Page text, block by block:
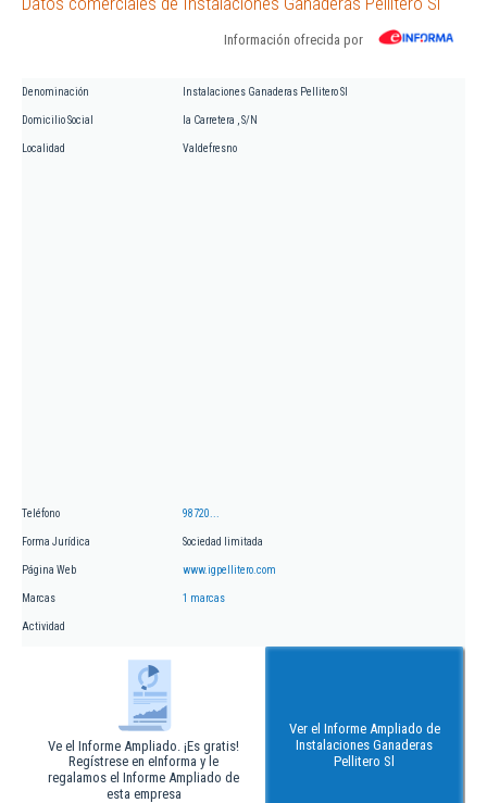
Información ofrecida por
Denominación Instalaciones Ganaderas Pellitero Sl
Domicilio Social la Carretera , S/N
Localidad Valdefresno
Teléfono 98720...
Forma Jurídica Sociedad limitada
Página Web www.igpellitero.com
Marcas 1 marcas
Actividad
Ve el Informe Ampliado. ¡Es gratis!
Regístrese en eInforma y le
regalamos el Informe Ampliado de
esta empresa
Ver el Informe Ampliado de
Instalaciones Ganaderas
Pellitero Sl